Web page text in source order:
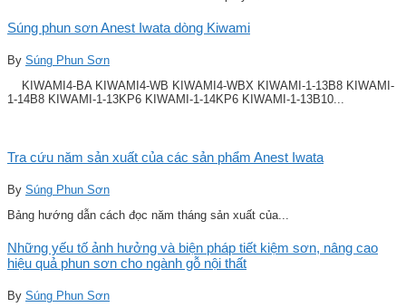
Súng phun sơn Anest Iwata dòng Kiwami
By Súng Phun Sơn
KIWAMI4-BA KIWAMI4-WB KIWAMI4-WBX KIWAMI-1-13B8 KIWAMI-
1-14B8 KIWAMI-1-13KP6 KIWAMI-1-14KP6 KIWAMI-1-13B10...
Tra cứu năm sản xuất của các sản phẩm Anest Iwata
By Súng Phun Sơn
Bảng hướng dẫn cách đọc năm tháng sản xuất của...
Những yếu tố ảnh hưởng và biện pháp tiết kiệm sơn, nâng cao
hiệu quả phun sơn cho ngành gỗ nội thất
By Súng Phun Sơn